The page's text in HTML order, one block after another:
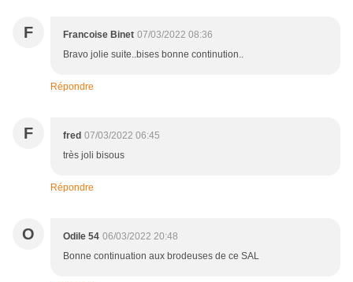
F Francoise Binet 07/03/2022 08:36
Bravo jolie suite..bises bonne continution..
Répondre
F fred 07/03/2022 06:45
très joli bisous
Répondre
O Odile 54 06/03/2022 20:48
Bonne continuation aux brodeuses de ce SAL